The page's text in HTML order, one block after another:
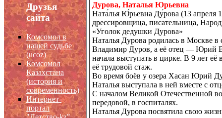
Друзья
сайта
Комсомол в
нашей судьбе
(ucoz)
Комсомол
Казахстана
(история и
современность)
Интернет-
портал
Дурова, Наталья Юрьевна
Ната́лья Ю́рьевна Ду́рова (13 апреля
дрессировщица, писательница,
«Уголок дедушки Дурова»
Наталья Дурова родилась в Москве
Владимир Дуров, а её отец — Юрий
начала выступать в цирке. В 9 лет
её трудовой стаж.
Во время боёв у озера Хасан Юрий
Наталья выступала в ней вместе с
С началом Великой Отечественной
передовой, в госпиталях.
Наталья Дурова посвятила свою